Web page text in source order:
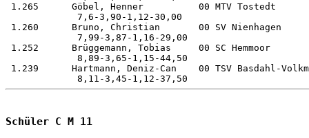
Schüler C M 11